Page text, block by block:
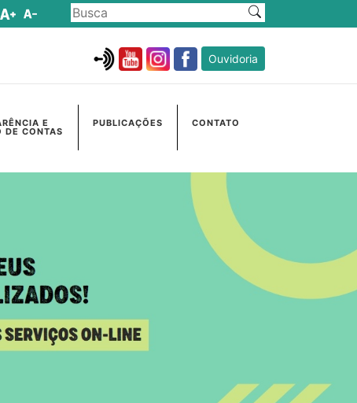
Ouvidoria
E
DE CONTAS
PUBLICAÇÕES CONTATO